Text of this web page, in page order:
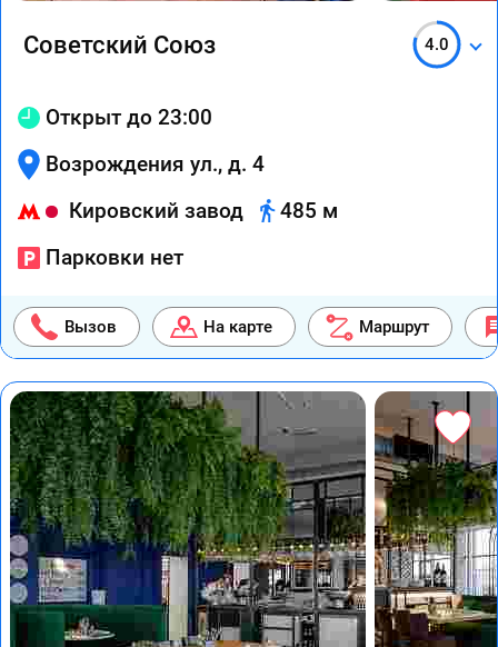
Советский Союз 4.0
Открыт до 23:00
Возрождения ул., д. 4
Кировский завод
485 м
Парковки нет
Вызов На карте Маршрут